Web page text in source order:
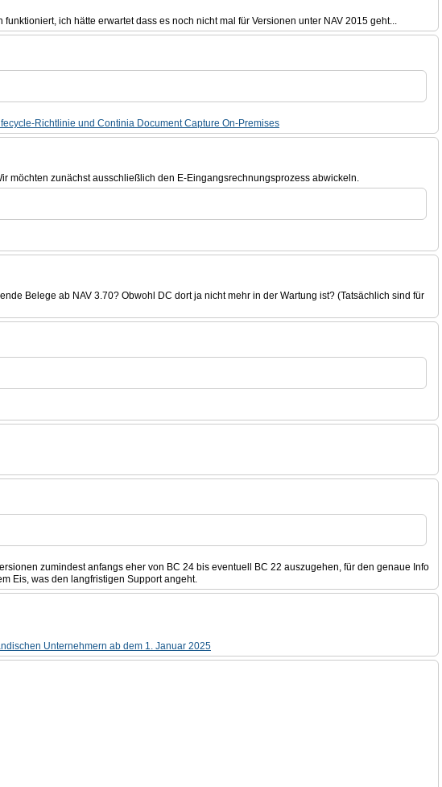
ich hätte erwartet dass es noch nicht mal für Versionen unter NAV 2015 geht...
Richtlinie und Continia Document Capture On-Premises
möchten zunächst ausschließlich den E-Eingangsrechnungsprozess abwickeln.
Belege ab NAV 3.70? Obwohl DC dort ja nicht mehr in der Wartung ist? (Tatsächlich sind für
zumindest anfangs eher von BC 24 bis eventuell BC 22 auszugehen, für den genaue Info
Eis, was den langfristigen Support angeht.
Unternehmern ab dem 1. Januar 2025